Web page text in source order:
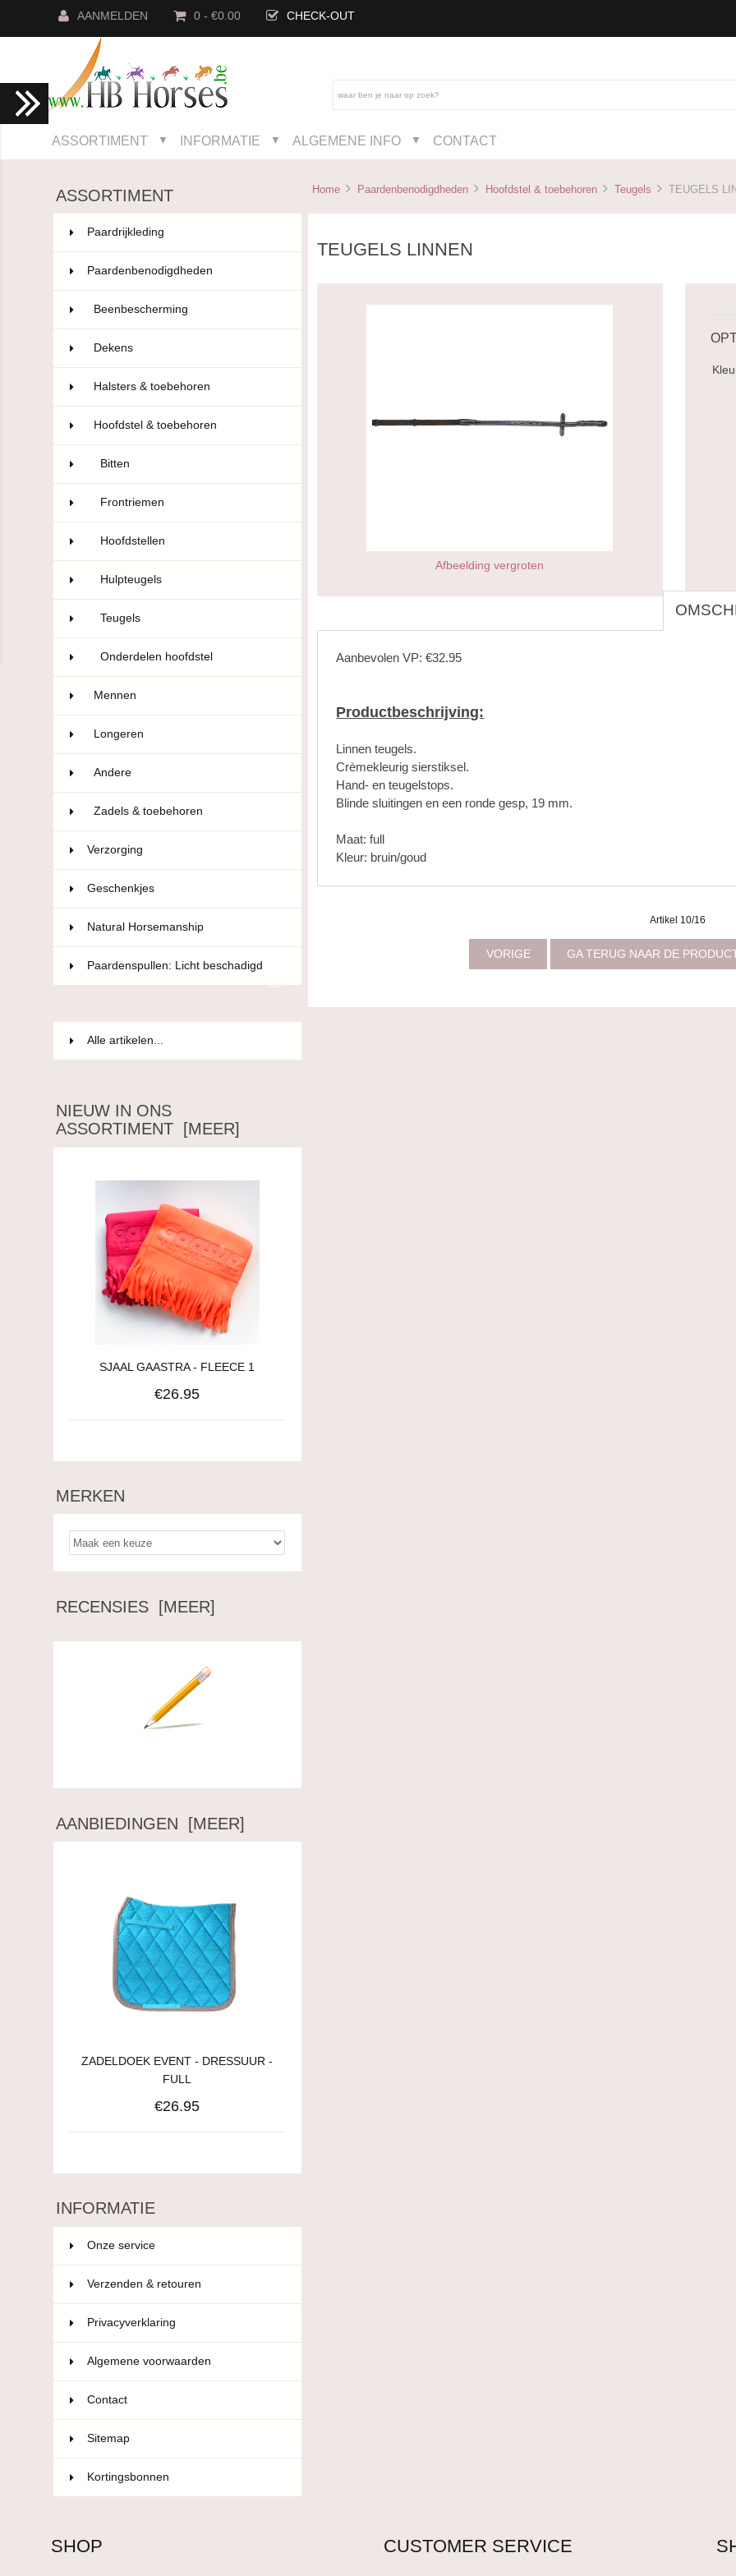
AANMELDEN 0 - €0.00 CHECK-OUT
ASSORTIMENT ▼ INFORMATIE ▼ ALGEMENE INFO ▼ CONTACT
ASSORTIMENT
Paardrijkleding
Paardenbenodigdheden
Beenbescherming
Dekens
Halsters & toebehoren
Hoofdstel & toebehoren
Bitten
Frontriemen
Hoofdstellen
Hulpteugels
Teugels
Onderdelen hoofdstel
Mennen
Longeren
Andere
Zadels & toebehoren
Verzorging
Geschenkjes
Natural Horsemanship
Paardenspullen: Licht beschadigd
85
Alle artikelen...
NIEUW IN ONS
ASSORTIMENT [MEER]
SJAAL GAASTRA - FLEECE 1
€26.95
MERKEN
RECENSIES [MEER]
AANBIEDINGEN [MEER]
ZADELDOEK EVENT - DRESSUUR -
FULL
€26.95
INFORMATIE
Onze service
Verzenden & retouren
Privacyverklaring
Algemene voorwaarden
Contact
Sitemap
Kortingsbonnen
Home Paardenbenodigdheden Hoofdstel & toebehoren Teugels TEUGELS
TEUGELS LINNEN
Afbeelding vergroten
Aanbevolen VP: €32.95
Productbeschrijving:
Linnen teugels.
Crèmekleurig sierstiksel.
Hand- en teugelstops.
Blinde sluitingen en een ronde gesp, 19 mm.
Maat: full
Kleur: bruin/goud
Artikel 10/16
VORIGE GA TERUG NAAR DE
SHOP CUSTOMER SERVICE